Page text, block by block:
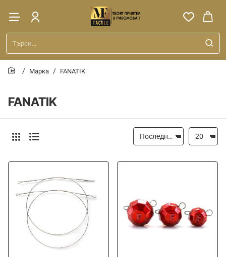
Търси...
FANATIK
Марка FANATIK